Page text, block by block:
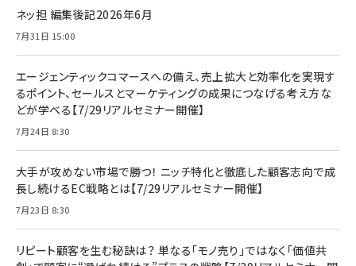
ネッ担 編集後記2026年6月
7月31日 15:00
エージェンティックコマースへの備え、売上拡大と効率化を実現す
るポイント、セールスとマーケティングの成果につなげる考え方な
どが学べる【7/29リアルセミナー開催】
7月24日 8:30
大手が攻めない市場で勝つ！ ニッチ特化と徹底した顧客志向で成
長し続けるEC戦略とは【7/29リアルセミナー開催】
7月23日 8:30
リピート顧客を生む秘訣は？ 単なる「モノ売り」ではなく「価値共